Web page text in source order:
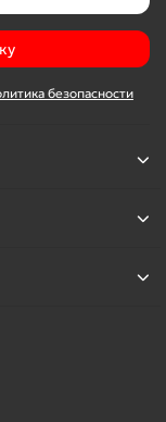
безопасности